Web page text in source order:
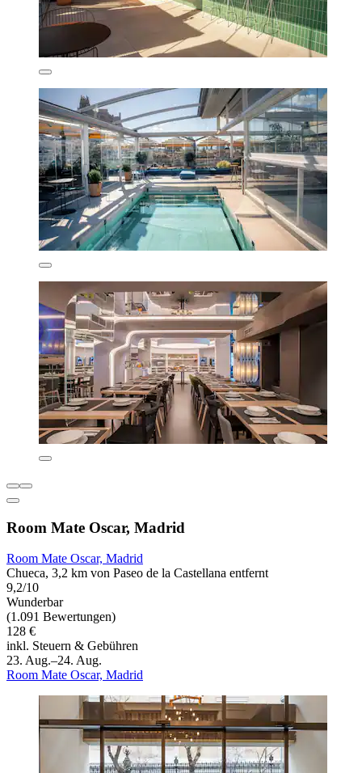
Room Mate Oscar, Madrid
Room Mate Oscar, Madrid
Chueca, 3,2 km von Paseo de la Castellana entfernt
9,2/10
Wunderbar
(1.091 Bewertungen)
128 €
inkl. Steuern & Gebühren
23. Aug.–24. Aug.
Room Mate Oscar, Madrid